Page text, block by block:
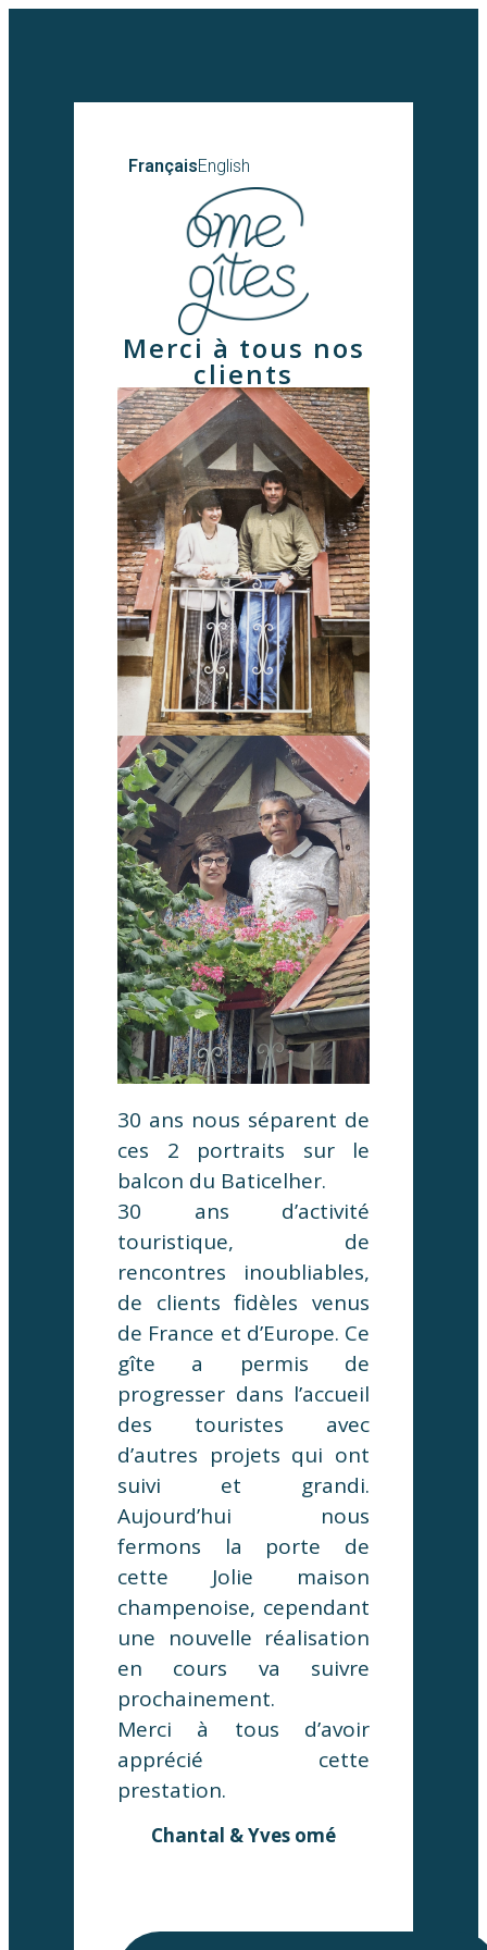
FrançaisEnglish
Merci à tous nos
clients
30 ans nous séparent de
ces 2 portraits sur le
balcon du Baticelher.
30 ans d’activité
touristique, de
rencontres inoubliables,
de clients fidèles venus
de France et d’Europe. Ce
gîte a permis de
progresser dans l’accueil
des touristes avec
d’autres projets qui ont
suivi et grandi.
Aujourd’hui nous
fermons la porte de
cette Jolie maison
champenoise, cependant
une nouvelle réalisation
en cours va suivre
prochainement.
Merci à tous d’avoir
apprécié cette
prestation.
Chantal & Yves omé